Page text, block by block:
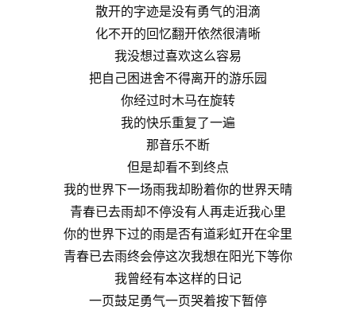
散开的字迹是没有勇气的泪滴
化不开的回忆翻开依然很清晰
我没想过喜欢这么容易
把自己困进舍不得离开的游乐园
你经过时木马在旋转
我的快乐重复了一遍
那音乐不断
但是却看不到终点
我的世界下一场雨我却盼着你的世界天晴
青春已去雨却不停没有人再走近我心里
你的世界下过的雨是否有道彩虹开在伞里
青春已去雨终会停这次我想在阳光下等你
我曾经有本这样的日记
一页鼓足勇气一页哭着按下暂停